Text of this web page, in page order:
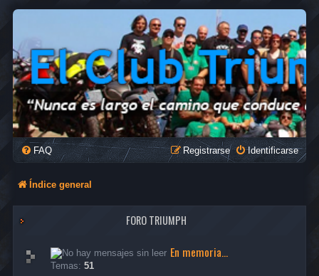
FAQ Identificarse
Registrarse
Índice general
FORO TRIUMPH
En memoria...
Temas: 51